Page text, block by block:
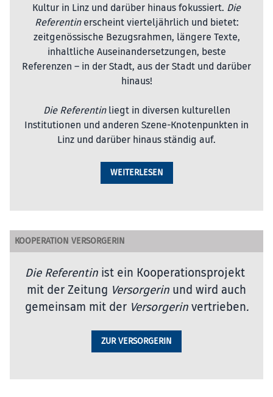
Kultur in Linz und darüber hinaus fokussiert. Die
Referentinerscheint vierteljährlich und bietet:
zeitgenössische Bezugsrahmen, längere Texte,
inhaltliche Auseinandersetzungen, beste
Referenzen – in der Stadt, aus der Stadt und darüber
hinaus!
Die Referentinliegt in diversen kulturellen
Institutionen und anderen Szene-Knotenpunkten in
Linz und darüber hinaus ständig auf.
WEITERLESEN
KOOPERATION VERSORGERIN
Die Referentin ist ein Kooperationsprojekt
mit der Zeitung Versorgerin und wird auch
gemeinsam mit der Versorgerinvertrieben.
ZUR VERSORGERIN